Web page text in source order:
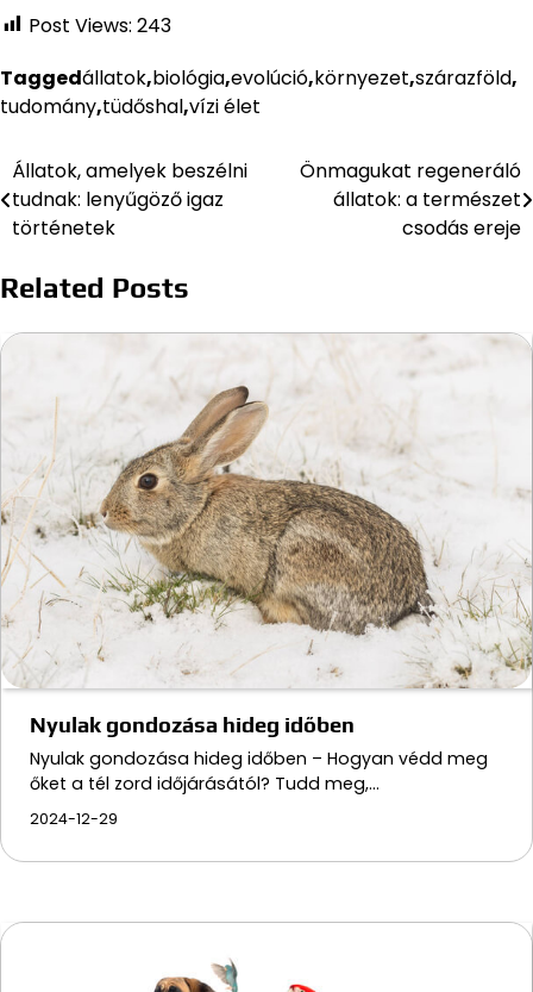
Post Views: 243
Taggedállatok,biológia,evolúció,környezet,szárazföld,
tudomány,tüdőshal,vízi élet
Bejegyzés
navigáció
Állatok, amelyek beszélni
tudnak: lenyűgöző igaz
történetek
Önmagukat regeneráló
állatok: a természet
csodás ereje
Related Posts
Nyulak gondozása hideg időben
Nyulak gondozása hideg időben – Hogyan védd meg
őket a tél zord időjárásától? Tudd meg,…
2024-12-29